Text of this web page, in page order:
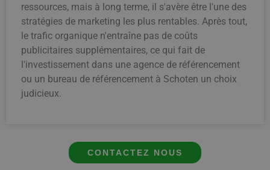
ressources, mais à long terme, il s'avère être l'une des
stratégies de marketing les plus rentables. Après tout,
le trafic organique n'entraîne pas de coûts
publicitaires supplémentaires, ce qui fait de
l'investissement dans une agence de référencement
ou un bureau de référencement à Schoten un choix
judicieux.
CONTACTEZ NOUS